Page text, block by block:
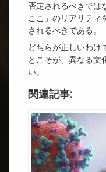
否定されるべきでは
ここ」のリアリティ
されるべきである。
どちらが正しいわけ
とこそが、異なる文
い。
関連記事: